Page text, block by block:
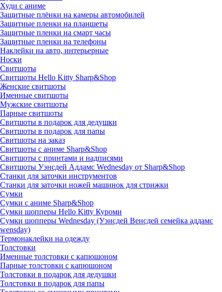
Худи с аниме
Защитные плёнки на камеры автомобилей
Защитные пленки на планшеты
Защитные пленки на смарт часы
Защитные пленки на телефоны
Наклейки на авто, интерьерные
Носки
Свитшоты
Cвитшоты Hello Kitty Sharp&Shop
Женские свитшоты
Именные свитшоты
Мужские свитшоты
Парные свитшоты
Свитшоты в подарок для дедушки
Свитшоты в подарок для папы
Свитшоты на заказ
Свитшоты с аниме Sharp&Shop
Свитшоты с принтами и надписями
Свитшоты Уэнсдей Аддамс Wednesday от Sharp&Shop
Станки для заточки инструментов
Станки для заточки ножей машинок для стрижки
Сумки
Сумки с аниме Sharp&Shop
Сумки шопперы Hello Kitty Куроми
Сумки шопперы Wednesday (Уэнсдей Венсдей семейка аддамс
wensday)
Термонаклейки на одежду
Толстовки
Именные толстовки с капюшоном
Парные толстовки с капюшоном
Толстовки в подарок для дедушки
Толстовки в подарок для папы